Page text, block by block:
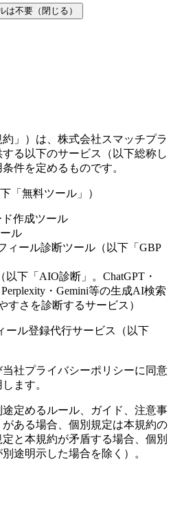
は不要（閉じる）
」）は、株式会社スマッチプラ
る以下のサービス（以下総称し
件を定めるものです。
「無料ツール」）
作成ツール
ル
ィール診断ツール（以下「GBP
下「AIO診断」。ChatGPT・
・Gemini等の生成AI検索
すさを診断するサービス）
ール登録代行サービス（以下
社プライバシーポリシーに同意
ます。
定めるルール、ガイド、注意事
ある場合、個別規定は本規約の
と本規約が矛盾する場合、個別
途明示した場合を除く）。